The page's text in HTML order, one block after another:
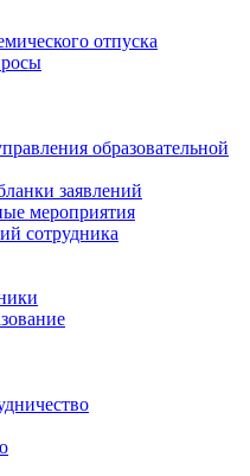
отпуска
образовательной
заявлений
мероприятия
сотрудника